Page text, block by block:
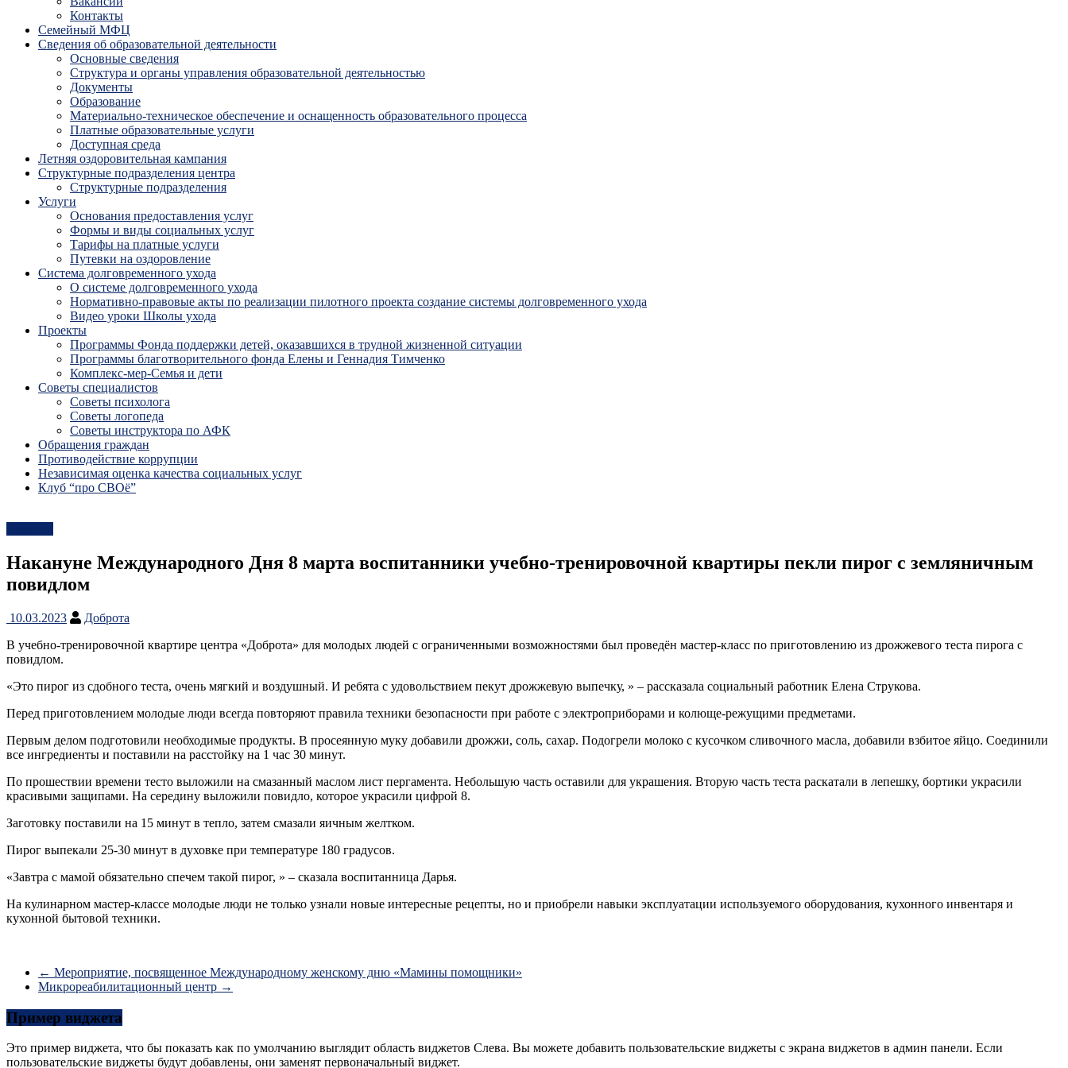
Контакты
Семейный МФЦ
Сведения об образовательной деятельности
Основные сведения
Структура и органы управления образовательной деятельностью
Документы
Образование
Материально-техническое обеспечение и оснащенность образовательного процесса
Платные образовательные услуги
Доступная среда
Летняя оздоровительная кампания
Структурные подразделения центра
Структурные подразделения
Услуги
Основания предоставления услуг
Формы и виды социальных услуг
Тарифы на платные услуги
Путевки на оздоровление
Система долговременного ухода
О системе долговременного ухода
Нормативно-правовые акты по реализации пилотного проекта создание системы долговременного ухода
Видео уроки Школы ухода
Проекты
Программы Фонда поддержки детей, оказавшихся в трудной жизненной ситуации
Программы благотворительного фонда Елены и Геннадия Тимченко
Комплекс-мер-Семья и дети
Советы специалистов
Советы психолога
Советы логопеда
Советы инструктора по АФК
Обращения граждан
Противодействие коррупции
Независимая оценка качества социальных услуг
Клуб “про СВОё”
Накануне Международного Дня 8 марта воспитанники учебно-тренировочной квартиры пекли пирог с земляничным
повидлом
10.03.2023
Доброта
В учебно-тренировочной квартире центра «Доброта» для молодых людей с ограниченными возможностями был проведён мастер-класс по приготовлению из дрожжевого теста пирога с
повидлом.
«Это пирог из сдобного теста, очень мягкий и воздушный. И ребята с удовольствием пекут дрожжевую выпечку, » – рассказала социальный работник Елена Струкова.
Перед приготовлением молодые люди всегда повторяют правила техники безопасности при работе с электроприборами и колюще-режущими предметами.
Первым делом подготовили необходимые продукты. В просеянную муку добавили дрожжи, соль, сахар. Подогрели молоко с кусочком сливочного масла, добавили взбитое яйцо. Соединили
все ингредиенты и поставили на расстойку на 1 час 30 минут.
По прошествии времени тесто выложили на смазанный маслом лист пергамента. Небольшую часть оставили для украшения. Вторую часть теста раскатали в лепешку, бортики украсили
красивыми защипами. На середину выложили повидло, которое украсили цифрой 8.
Заготовку поставили на 15 минут в тепло, затем смазали яичным желтком.
Пирог выпекали 25-30 минут в духовке при температуре 180 градусов.
«Завтра с мамой обязательно спечем такой пирог, » – сказала воспитанница Дарья.
На кулинарном мастер-классе молодые люди не только узнали новые интересные рецепты, но и приобрели навыки эксплуатации используемого оборудования, кухонного инвентаря и
кухонной бытовой техники.
← Мероприятие, посвященное Международному женскому дню «Мамины помощники»
Микрореабилитационный центр →
Пример виджета
Это пример виджета, что бы показать как по умолчанию выглядит область виджетов Слева. Вы можете добавить пользовательские виджеты с экрана виджетов в админ панели. Если
пользовательские виджеты будут добавлены, они заменят первоначальный виджет.